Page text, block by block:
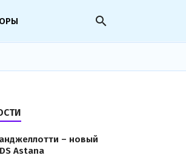
search
– новый
Astana